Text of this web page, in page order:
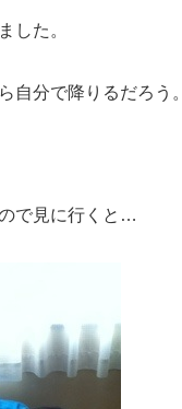
した。
自分で降りるだろう。
で見に行くと…